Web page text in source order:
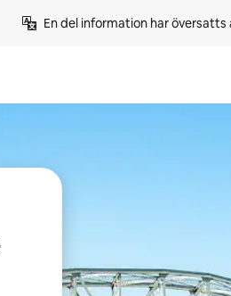
En del information har